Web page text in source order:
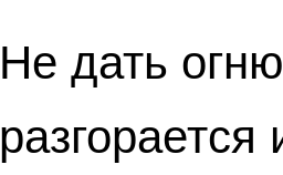
Не дать огню